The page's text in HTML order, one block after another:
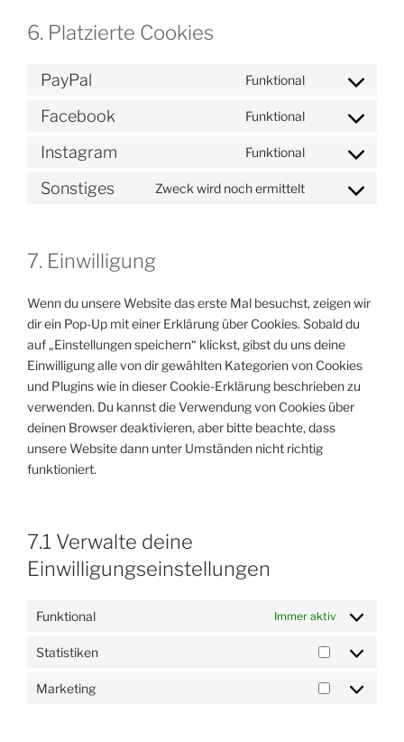
6. Platzierte Cookies
PayPal Funktional
Consent
service
paypal
Facebook Funktional
Consent
service
facebook
Instagram Funktional
Consent
service
Sonstiges Zweck wird noch ermittelt
Consent
7. Einwilligung
Wenn du unsere Website das erste Mal besuchst, zeigen wir
dir ein Pop-Up mit einer Erklärung über Cookies. Sobald du
auf „Einstellungen speichern“ klickst, gibst du uns deine
Einwilligung alle von dir gewählten Kategorien von Cookies
und Plugins wie in dieser Cookie-Erklärung beschrieben zu
verwenden. Du kannst die Verwendung von Cookies über
deinen Browser deaktivieren, aber bitte beachte, dass
unsere Website dann unter Umständen nicht richtig
funktioniert.
7.1 Verwalte deine
Einwilligungseinstellungen
Funktional Immer aktiv
Statistiken
Statistiken
Marketing
Marketing